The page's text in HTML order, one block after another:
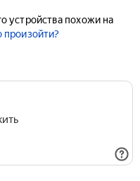
устройства похожи на
произойти?